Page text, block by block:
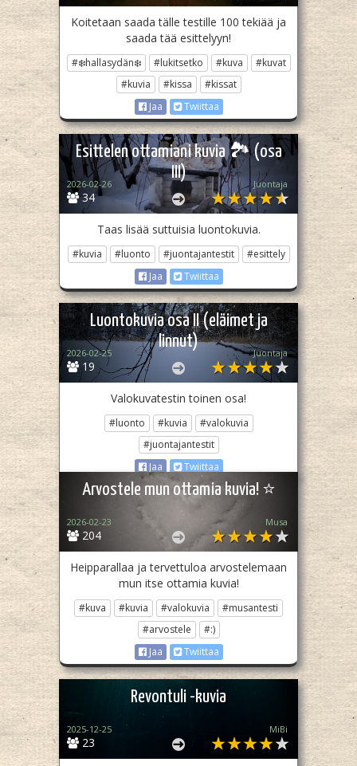
Koitetaan saada tälle testille 100 tekiää ja
saada tää esittelyyn!
#❄️hallasydän❄️ #lukitsetko #kuva
#kuvat
#kuvia
#kissa
#kissat
Jaa
Twiittaa
Esittelen ottamiani kuvia 🏞 (osa
III)
34
2026-02-26 Juontaja
Taas lisää suttuisia luontokuvia.
#kuvia #luonto #juontajantestit
#esittely
Jaa
Twiittaa
Luontokuvia osa II (eläimet ja
linnut)
19
2026-02-25 Juontaja
Valokuvatestin toinen osa!
#luonto #kuvia
#valokuvia
#juontajantestit
Jaa
Twiittaa
Arvostele mun ottamia kuvia! ⭐
204
2026-02-23 Musa
Heipparallaa ja tervettuloa arvostelemaan
mun itse ottamia kuvia!
#kuva #kuvia #valokuvia
#musantesti
#arvostele
#:)
Jaa
Twiittaa
Revontuli -kuvia
23
2025-12-25 MiBi